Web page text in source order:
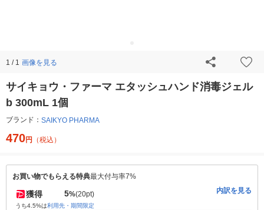
1 / 1 画像を見る
サイキョウ・ファーマ エタッシュハンド消毒ジェル
b 300mL 1個
ブランド： SAIKYO PHARMA
470円 （税込）
お買い物でもらえる特典最大付与率7%
獲得 5%(20pt)
うち4.5%は利用先・期間限定
内訳を見る